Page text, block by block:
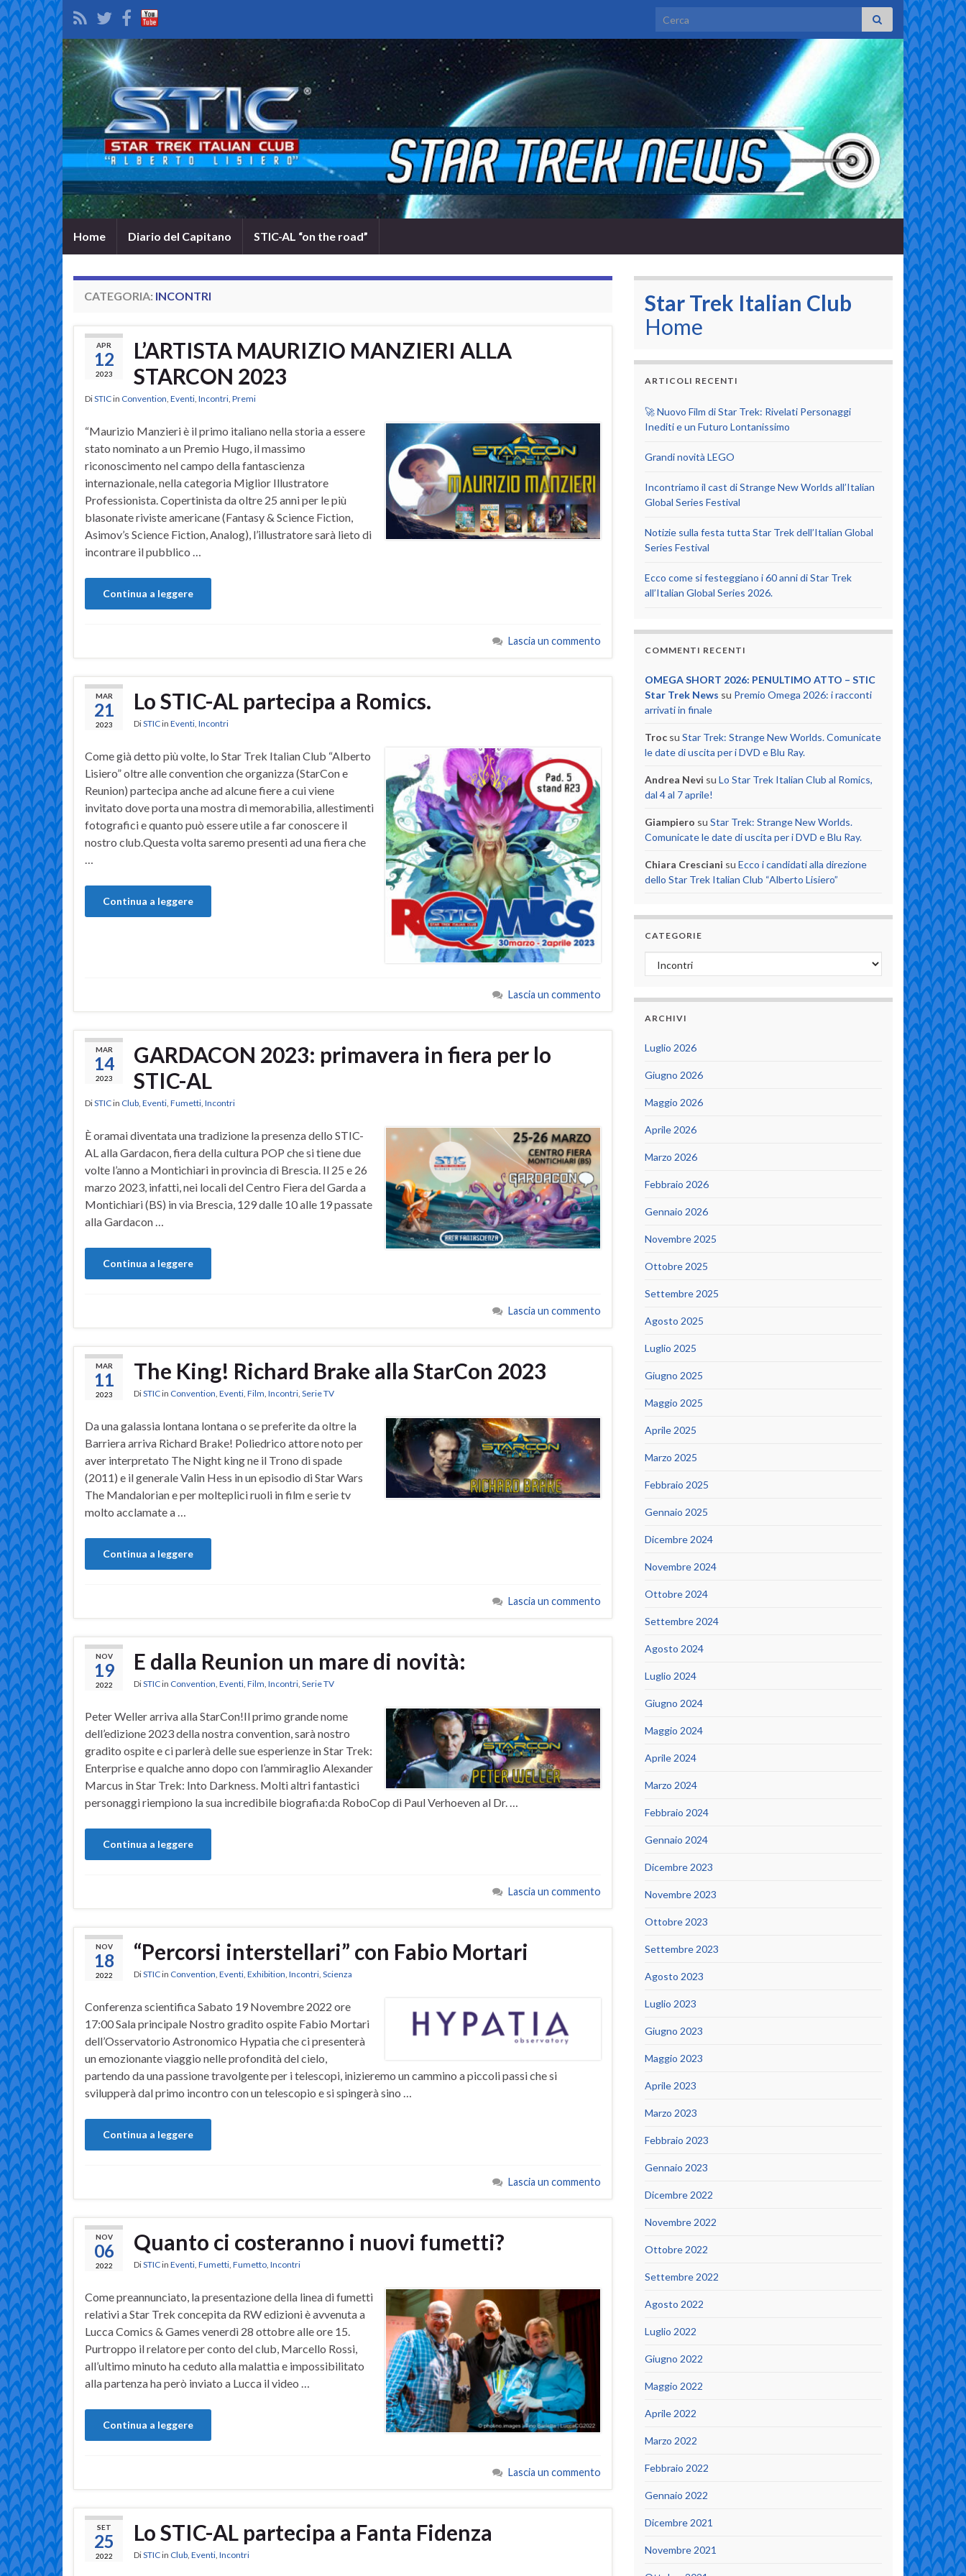
Search for:
Home Diario del Capitano STIC-AL “on the road”
CATEGORIA: INCONTRI
APR
12
2023
L’ARTISTA MAURIZIO MANZIERI ALLA
STARCON 2023
DiSTICin Convention, Eventi, Incontri, Premi
“Maurizio Manzieri è il primo italiano nella storia a essere
stato nominato a un Premio Hugo, il massimo
riconoscimento nel campo della fantascienza
internazionale, nella categoria Miglior Illustratore
Professionista. Copertinista da oltre 25 anni per le più
blasonate riviste americane (Fantasy & Science Fiction,
Asimov’s Science Fiction, Analog), l’illustratore sarà lieto di
incontrare il pubblico …
Continua a leggere
Lascia un commento
MAR
21
2023
Lo STIC-AL partecipa a Romics.
DiSTICin Eventi, Incontri
Come già detto più volte, lo Star Trek Italian Club “Alberto
Lisiero” oltre alle convention che organizza (StarCon e
Reunion) partecipa anche ad alcune fiere a cui viene
invitato dove porta una mostra di memorabilia, allestimenti
fotografici e quanto può essere utile a far conoscere il
nostro club.Questa volta saremo presenti ad una fiera che
…
Continua a leggere
Lascia un commento
MAR
14
2023
GARDACON 2023: primavera in fiera per lo
STIC-AL
DiSTICin Club, Eventi, Fumetti, Incontri
È oramai diventata una tradizione la presenza dello STIC-
AL alla Gardacon, fiera della cultura POP che si tiene due
volte l’anno a Montichiari in provincia di Brescia. Il 25 e 26
marzo 2023, infatti, nei locali del Centro Fiera del Garda a
Montichiari (BS) in via Brescia, 129 dalle 10 alle 19 passate
alla Gardacon …
Continua a leggere
Lascia un commento
MAR
11
2023
The King! Richard Brake alla StarCon 2023
DiSTICin Convention, Eventi, Film, Incontri, Serie TV
Da una galassia lontana lontana o se preferite da oltre la
Barriera arriva Richard Brake! Poliedrico attore noto per
aver interpretato The Night king ne il Trono di spade
(2011) e il generale Valin Hess in un episodio di Star Wars
The Mandalorian e per molteplici ruoli in film e serie tv
molto acclamate a …
Continua a leggere
Lascia un commento
NOV
19
2022
E dalla Reunion un mare di novità:
DiSTICin Convention, Eventi, Film, Incontri, Serie TV
Peter Weller arriva alla StarCon!Il primo grande nome
dell’edizione 2023 della nostra convention, sarà nostro
gradito ospite e ci parlerà delle sue esperienze in Star Trek:
Enterprise e qualche anno dopo con l’ammiraglio Alexander
Marcus in Star Trek: Into Darkness. Molti altri fantastici
personaggi riempiono la sua incredibile biografia:da RoboCop di Paul Verhoeven al Dr. …
Continua a leggere
Lascia un commento
NOV
18
2022
“Percorsi interstellari” con Fabio Mortari
DiSTICin Convention, Eventi, Exhibition, Incontri, Scienza
Conferenza scientifica Sabato 19 Novembre 2022 ore
17:00 Sala principale Nostro gradito ospite Fabio Mortari
dell’Osservatorio Astronomico Hypatia che ci presenterà
un emozionante viaggio nelle profondità del cielo,
partendo da una passione travolgente per i telescopi, inizieremo un cammino a piccoli passi che si
svilupperà dal primo incontro con un telescopio e si spingerà sino …
Continua a leggere
Lascia un commento
NOV
06
2022
Quanto ci costeranno i nuovi fumetti?
DiSTICin Eventi, Fumetti, Fumetto, Incontri
Come preannunciato, la presentazione della linea di fumetti
relativi a Star Trek concepita da RW edizioni è avvenuta a
Lucca Comics & Games venerdì 28 ottobre alle ore 15.
Purtroppo il relatore per conto del club, Marcello Rossi,
all’ultimo minuto ha ceduto alla malattia e impossibilitato
alla partenza ha però inviato a Lucca il video …
Continua a leggere
Lascia un commento
SET
25
2022
Lo STIC-AL partecipa a Fanta Fidenza
DiSTICin Club, Eventi, Incontri
Star Trek Italian Club
Home
ARTICOLI RECENTI
🚀 Nuovo Film di Star Trek: Rivelati Personaggi
Inediti e un Futuro Lontanissimo
Grandi novità LEGO
Incontriamo il cast di Strange New Worlds all’Italian
Global Series Festival
Notizie sulla festa tutta Star Trek dell’Italian Global
Series Festival
Ecco come si festeggiano i 60 anni di Star Trek
all’Italian Global Series 2026.
COMMENTI RECENTI
OMEGA SHORT 2026: PENULTIMO ATTO – STIC
Star Trek News su Premio Omega 2026: i racconti
arrivati in finale
Troc su Star Trek: Strange New Worlds. Comunicate
le date di uscita per i DVD e Blu Ray.
Andrea Nevi su Lo Star Trek Italian Club al Romics,
dal 4 al 7 aprile!
Giampiero su Star Trek: Strange New Worlds.
Comunicate le date di uscita per i DVD e Blu Ray.
Chiara Cresciani su Ecco i candidati alla direzione
dello Star Trek Italian Club “Alberto Lisiero”
CATEGORIE
Categorie
ARCHIVI
Luglio 2026
Giugno 2026
Maggio 2026
Aprile 2026
Marzo 2026
Febbraio 2026
Gennaio 2026
Novembre 2025
Ottobre 2025
Settembre 2025
Agosto 2025
Luglio 2025
Giugno 2025
Maggio 2025
Aprile 2025
Marzo 2025
Febbraio 2025
Gennaio 2025
Dicembre 2024
Novembre 2024
Ottobre 2024
Settembre 2024
Agosto 2024
Luglio 2024
Giugno 2024
Maggio 2024
Aprile 2024
Marzo 2024
Febbraio 2024
Gennaio 2024
Dicembre 2023
Novembre 2023
Ottobre 2023
Settembre 2023
Agosto 2023
Luglio 2023
Giugno 2023
Maggio 2023
Aprile 2023
Marzo 2023
Febbraio 2023
Gennaio 2023
Dicembre 2022
Novembre 2022
Ottobre 2022
Settembre 2022
Agosto 2022
Luglio 2022
Giugno 2022
Maggio 2022
Aprile 2022
Marzo 2022
Febbraio 2022
Gennaio 2022
Dicembre 2021
Novembre 2021